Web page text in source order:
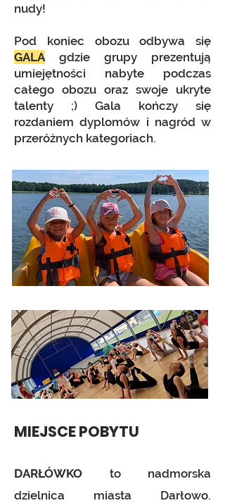
nudy!
Pod koniec obozu odbywa się
GALAgdzie grupy prezentują
umiejętności nabyte podczas
całego obozu oraz swoje ukryte
talenty ;) Gala kończy się
rozdaniem dyplomów i nagród w
przeróżnych kategoriach.
MIEJSCE POBYTU
DARŁÓWKO to nadmorska
dzielnica miasta Darłowo.